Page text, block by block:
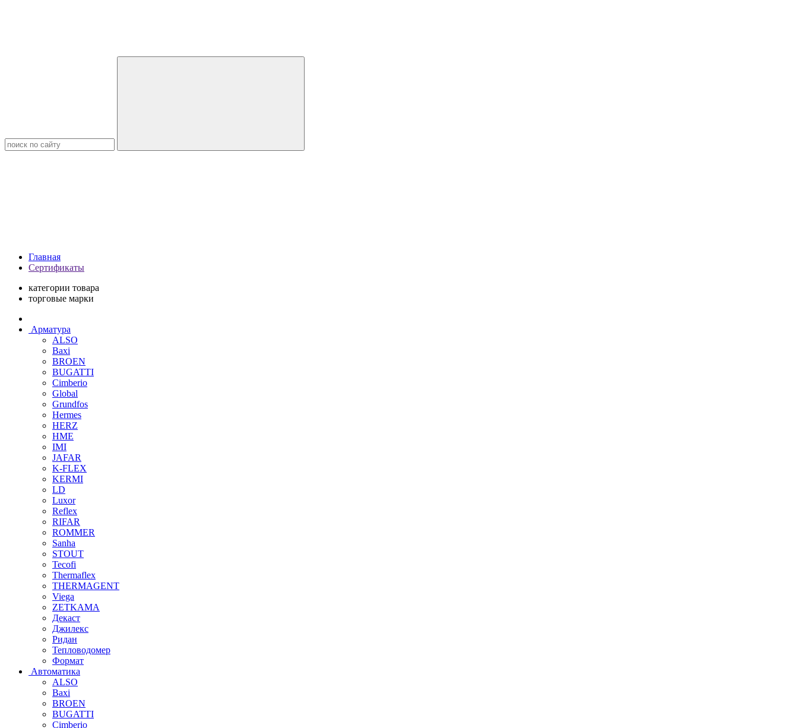
Главная
Сертификаты
категории товара
торговые марки
Арматура
ALSO
Baxi
BROEN
BUGATTI
Cimberio
Global
Grundfos
Hermes
HERZ
HME
IMI
JAFAR
K-FLEX
KERMI
LD
Luxor
Reflex
RIFAR
ROMMER
Sanha
STOUT
Tecofi
Thermaflex
THERMAGENT
Viega
ZETKAMA
Декаст
Джилекс
Ридан
Тепловодомер
Формат
Автоматика
ALSO
Baxi
BROEN
BUGATTI
Cimberio